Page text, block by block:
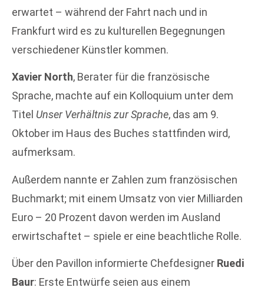
erwartet – während der Fahrt nach und in
Frankfurt wird es zu kulturellen Begegnungen
verschiedener Künstler kommen.
Xavier North, Berater für die französische
Sprache, machte auf ein Kolloquium unter dem
Titel Unser Verhältnis zur Sprache, das am 9.
Oktober im Haus des Buches stattfinden wird,
aufmerksam.
Außerdem nannte er Zahlen zum französischen
Buchmarkt; mit einem Umsatz von vier Milliarden
Euro – 20 Prozent davon werden im Ausland
erwirtschaftet – spiele er eine beachtliche Rolle.
Über den Pavillon informierte Chefdesigner Ruedi
Baur: Erste Entwürfe seien aus einem